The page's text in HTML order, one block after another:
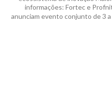
informações: Fortec e
anunciam evento conjunto de 3 a